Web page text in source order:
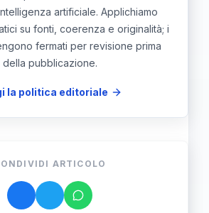
artificiale. Applichiamo
su fonti, coerenza e originalità; i
fermati per revisione prima
della pubblicazione.
la politica editoriale
ARTICOLO